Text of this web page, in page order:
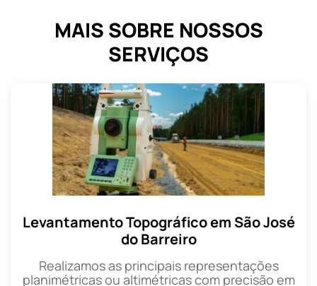
MAIS SOBRE NOSSOS
SERVIÇOS
Levantamento Topográfico em São José
do Barreiro
Realizamos as principais representações
planimétricas ou altimétricas com precisão em